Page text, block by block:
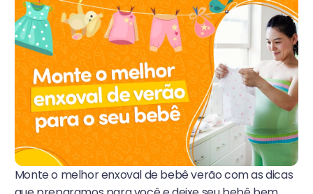
Monte o melhor enxoval de bebê verão com as dicas